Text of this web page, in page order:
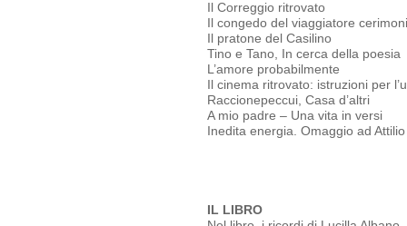
Il Correggio ritrovato
Il congedo del viaggiatore
Il pratone del Casilino
Tino e Tano, In cerca della poesia
L’amore probabilmente
Il cinema ritrovato: istruzioni per
Raccionepeccui, Casa d’altri
A mio padre – Una vita in versi
Inedita energia. Omaggio ad
IL LIBRO